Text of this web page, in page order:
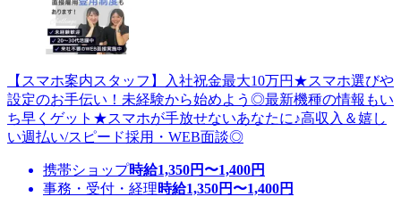
【スマホ案内スタッフ】入社祝金最大10万円★スマホ選びや
設定のお手伝い！未経験から始めよう◎最新機種の情報もい
ち早くゲット★スマホが手放せないあなたに♪高収入＆嬉し
い週払い/スピード採用・WEB面談◎
携帯ショップ時給1,350円〜1,400円
事務・受付・経理時給1,350円〜1,400円